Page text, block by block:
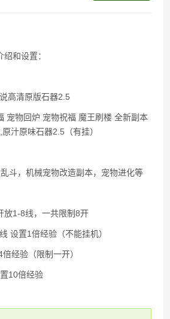
绍和设置：
高清原版石器2.5
宠物回炉 宠物祝福 魔王刷楼 全新副本
汁原味石器2.5（有挂）
斗，机械宠物改造副本，宠物进化等
放1-8线，一共限制8开
设置1倍经验（不能挂机）
经验（限制一开）
10倍经验